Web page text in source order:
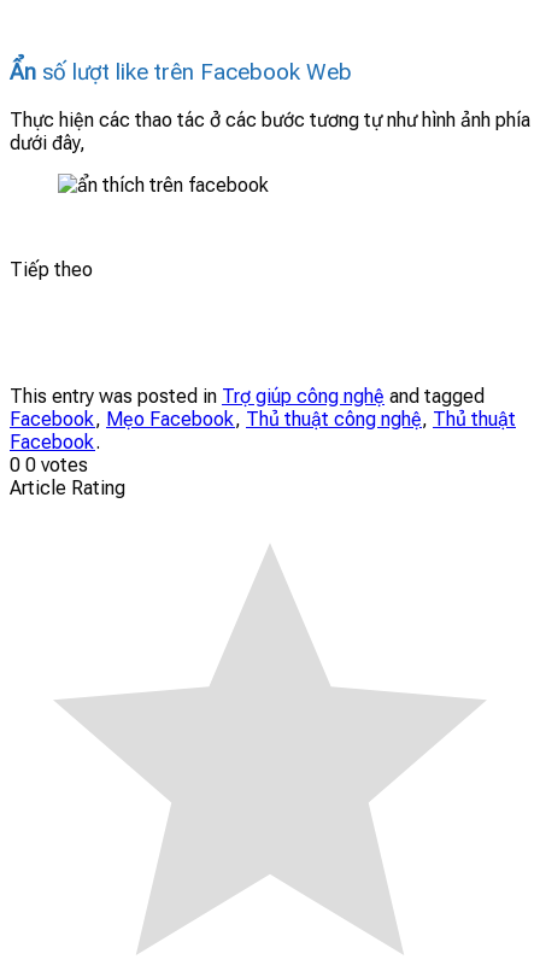
Ẩn số lượt like trên Facebook Web
Thực hiện các thao tác ở các bước tương tự như hình ảnh phía
dưới đây,
Tiếp theo
This entry was posted in Trợ giúp công nghệ and tagged
Facebook, Mẹo Facebook, Thủ thuật công nghệ, Thủ thuật
Facebook.
0 0 votes
Article Rating